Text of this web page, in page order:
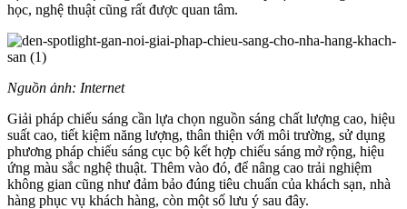
học, nghệ thuật cũng rất được quan tâm.
Nguồn ảnh: Internet
Giải pháp chiếu sáng cần lựa chọn nguồn sáng chất lượng cao, hiệu
suất cao, tiết kiệm năng lượng, thân thiện với môi trường, sử dụng
phương pháp chiếu sáng cục bộ kết hợp chiếu sáng mở rộng, hiệu
ứng màu sắc nghệ thuật. Thêm vào đó, để nâng cao trải nghiệm
không gian cũng như đảm bảo đúng tiêu chuẩn của khách sạn, nhà
hàng phục vụ khách hàng, còn một số lưu ý sau đây.